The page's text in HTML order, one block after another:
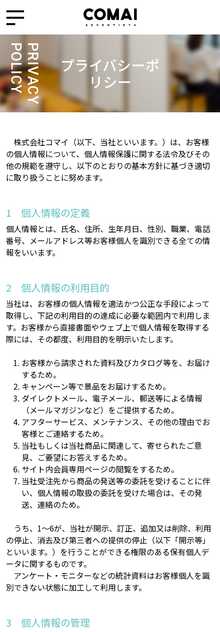
PRIVACY
POLICY
プライバシーポ
リシー
株式会社コマイ（以下、当社といいます。）は、お客様
の個人情報について、個人情報保護に関する法令及びその
他の規範を遵守し、以下のとおりの基本方針に基づき適切
に取り扱うことに努めます。
個人情報の定義
個人情報とは、氏名、住所、生年月日、性別、職業、電話
番号、メールアドレス等お客様個人を識別できる全ての情
報をいいます。
個人情報の利用目的
当社は、お客様の個人情報を適法かつ公正な手段によって
取得し、下記の利用目的の達成に必要な範囲内で利用しま
す。お客様から直接書面やウェブ上で個人情報を取得する
際には、その都度、利用目的を明示いたします。
お客様から請求された資料及びカタログ等を、お届け
するため。
キャンペーン等で景品をお届けするため。
ダイレクトメール、電子メール、郵送等による情報
（メールマガジンなど）をご提供するため。
アフターサービス、メンテナンス、その他の理由でお
客様とご連絡するため。
当社もしくは当社商品に関連して、寄せられたご意
見、ご要望にお答えするため。
サイト内会員専用ページの閲覧をするため。
当社受注先から商品の発送等の委託を受けることに伴
い、個人情報の取扱の委託を受けた場合は、その発
送、連絡のため。
うち、1～6が、当社が開示、訂正、追加又は削除、利用
の停止、消去及び第三者への提供の停止（以下「開示等」
といいます。）を行うことができる権限のある保有個人デ
ータに関するものです。
アンケート・モニターなどの統計資料はお客様個人を識
別できない状態に加工して利用します。
個人情報の管理